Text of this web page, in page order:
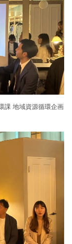
課 地域資源循環企画